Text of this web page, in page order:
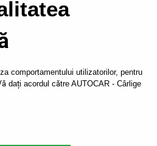
comportamentului utilizatorilor, pentru
dați acordul către AUTOCAR - Cârlige
mașina